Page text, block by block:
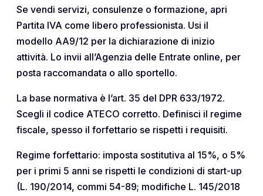
Se vendi servizi, consulenze o formazione, apri
Partita IVA come libero professionista. Usi il
modello AA9/12 per la dichiarazione di inizio
attività. Lo invii all’Agenzia delle Entrate online, per
posta raccomandata o allo sportello.
La base normativa è l’art. 35 del DPR 633/1972.
Scegli il codice ATECO corretto. Definisci il regime
fiscale, spesso il forfettario se rispetti i requisiti.
Regime forfettario: imposta sostitutiva al 15%, o 5%
per i primi 5 anni se rispetti le condizioni di start-up
(L. 190/2014, commi 54-89; modifiche L. 145/2018